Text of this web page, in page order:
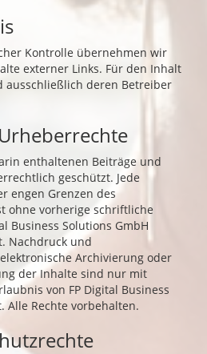
Kontrolle übernehmen wir
externer Links. Für den Inhalt
ausschließlich deren Betreiber
enthaltenen Beiträge und
geschützt. Jede
engen Grenzen des
ohne vorherige schriftliche
Business Solutions GmbH
Nachdruck und
Archivierung oder
der Inhalte sind nur mit
von FP Digital Business
Alle Rechte vorbehalten.